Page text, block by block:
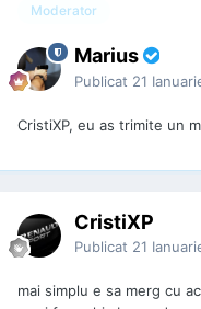
Moderator
Marius
Publicat 21
CristiXP, eu as trimite un
CristiXP
Publicat 21
mai simplu e sa merg cu